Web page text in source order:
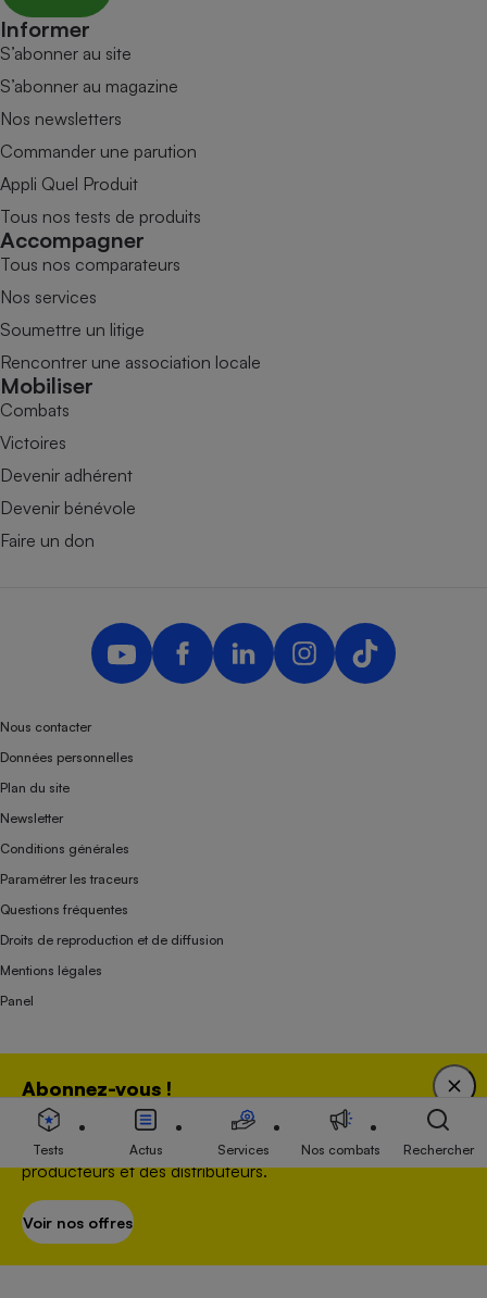
Abonnez-vous !
Bénéficiez d'une expertise unique tout en soutenant
une association 100 % indépendante de l'Etat, des
producteurs et des distributeurs.
Voir nos offres
Informer
S’abonner au site
S’abonner au magazine
Nos newsletters
Commander une parution
Appli Quel Produit
Tous nos tests de produits
Accompagner
Tous nos comparateurs
Nos services
Soumettre un litige
Rencontrer une association locale
Mobiliser
Combats
Victoires
Devenir adhérent
Devenir bénévole
Faire un don
Nous contacter
Données personnelles
Plan du site
Newsletter
Conditions générales
Paramétrer les traceurs
Questions fréquentes
Droits de reproduction et de diffusion
Mentions légales
Panel
Association indépendante de l’État, des syndicats, des producteurs et des
distributeurs depuis 1951.
Tests Actus Services Nos combats Rechercher